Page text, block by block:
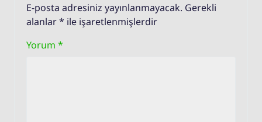
E-posta adresiniz yayınlanmayacak. Gerekli
alanlar* ile işaretlenmişlerdir
Yorum *